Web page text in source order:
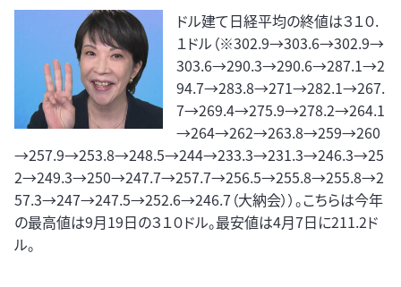
ドル建て日経平均の終値は３１０.
１ドル（※302.9→303.6→302.9→
303.6→290.3→290.6→287.1→2
94.7→283.8→271→282.1→267.
7→269.4→275.9→278.2→264.1
→264→262→263.8→259→260
→257.9→253.8→248.5→244→233.3→231.3→246.3→25
2→249.3→250→247.7→257.7→256.5→255.8→255.8→2
57.3→247→247.5→252.6→246.7（大納会））。こちらは今年
の最高値は9月19日の３１０ドル。最安値は4月7日に211.2ド
ル。